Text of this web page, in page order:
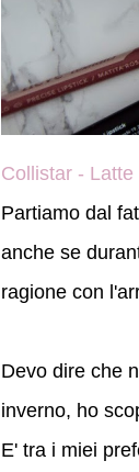
Collistar -
Partiamo dal
anche se
ragione con
Devo dire che
inverno, ho
E' tra i miei